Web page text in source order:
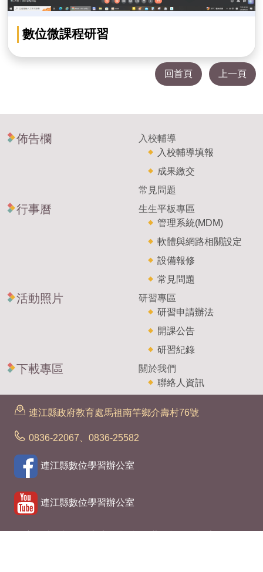
數位微課程研習
回首頁 上一頁
佈告欄
入校輔導
入校輔導填報
成果繳交
常見問題
行事曆
生生平板專區
管理系統(MDM)
軟體與網路相關設定
設備報修
常見問題
活動照片
研習專區
研習申請辦法
開課公告
研習紀錄
下載專區
關於我們
聯絡人資訊
連江縣政府教育處馬祖南竿鄉介壽村76號
0836-22067、0836-25582
連江縣數位學習辦公室
連江縣數位學習辦公室